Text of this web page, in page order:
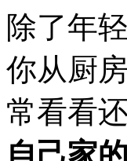
除了年
你从厨
常看看
自己家